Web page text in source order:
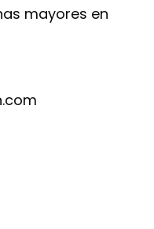
mayores en